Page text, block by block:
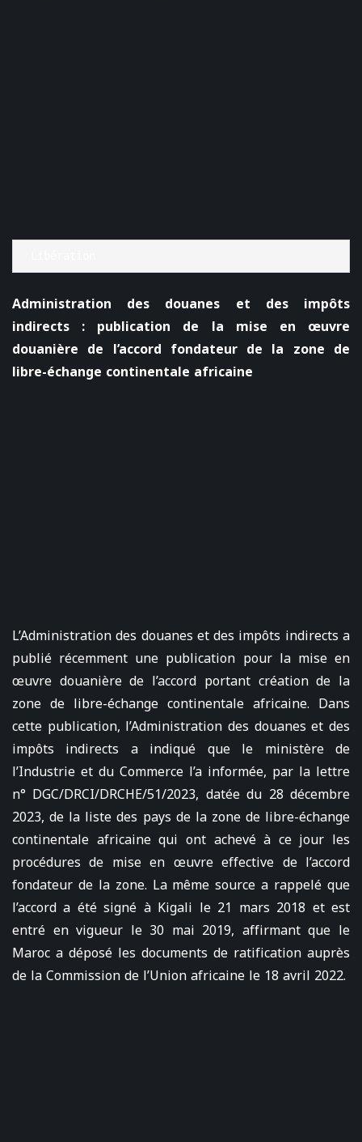
Administration des douanes et des impôts
indirects : publication de la mise en œuvre
douanière de l’accord fondateur de la zone de
libre-échange continentale africaine
L’Administration des douanes et des impôts indirects a
publié récemment une publication pour la mise en
œuvre douanière de l’accord portant création de la
zone de libre-échange continentale africaine. Dans
cette publication, l’Administration des douanes et des
impôts indirects a indiqué que le ministère de
l’Industrie et du Commerce l’a informée, par la lettre
n° DGC/DRCI/DRCHE/51/2023, datée du 28 décembre
2023, de la liste des pays de la zone de libre-échange
continentale africaine qui ont achevé à ce jour les
procédures de mise en œuvre effective de l’accord
fondateur de la zone. La même source a rappelé que
l’accord a été signé à Kigali le 21 mars 2018 et est
entré en vigueur le 30 mai 2019, affirmant que le
Maroc a déposé les documents de ratification auprès
de la Commission de l’Union africaine le 18 avril 2022.